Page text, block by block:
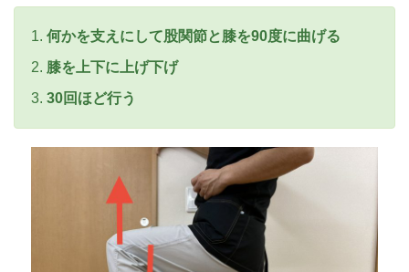
何かを支えにして股関節と膝を90度に曲げる
膝を上下に上げ下げ
30回ほど行う